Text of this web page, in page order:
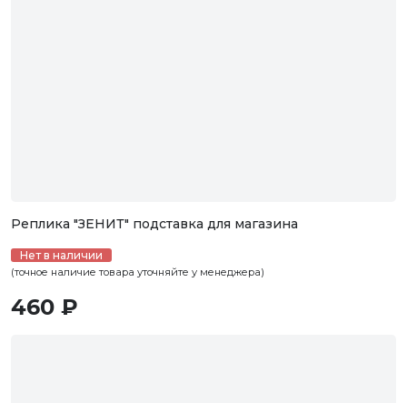
Реплика "ЗЕНИТ" подставка для магазина
Нет в наличии
(точное наличие товара уточняйте у менеджера)
460 ₽